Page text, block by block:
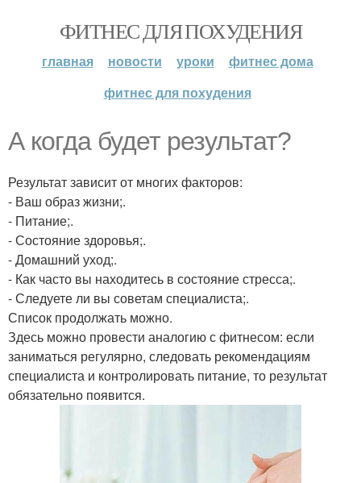
ФИТНЕС ДЛЯ ПОХУДЕНИЯ
главная новости уроки
фитнес дома
фитнес для похудения
А когда будет результат?
Результат зависит от многих факторов:
- Ваш образ жизни;.
- Питание;.
- Состояние здоровья;.
- Домашний уход;.
- Как часто вы находитесь в состояние стресса;.
- Следуете ли вы советам специалиста;.
Список продолжать можно.
Здесь можно провести аналогию с фитнесом: если
заниматься регулярно, следовать рекомендациям
специалиста и контролировать питание, то результат
обязательно появится.